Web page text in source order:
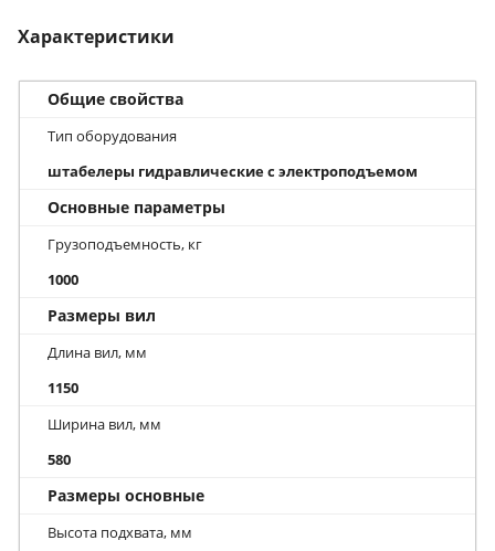
Характеристики
Общие свойства
Тип оборудования
штабелеры гидравлические с электроподъемом
Основные параметры
Грузоподъемность, кг
1000
Размеры вил
Длина вил, мм
1150
Ширина вил, мм
580
Размеры основные
Высота подхвата, мм